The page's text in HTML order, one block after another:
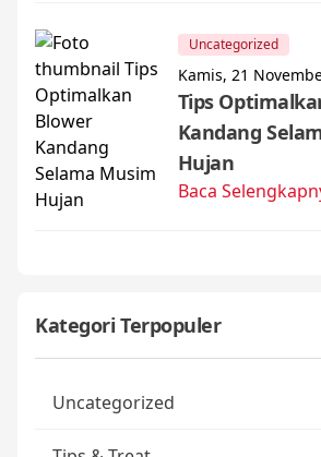
Uncategorized
Kamis, 21
Tips
Kandang
Hujan
Baca
Kategori Terpopuler
Uncategorized